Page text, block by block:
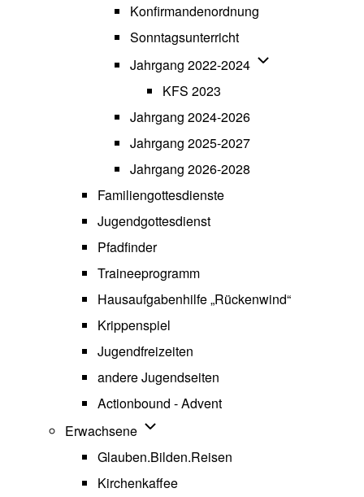
Konfirmandenordnung
Sonntagsunterricht
Jahrgang 2022-2024 Unternavigation
KFS 2023
Jahrgang 2024-2026
Jahrgang 2025-2027
Jahrgang 2026-2028
Familiengottesdienste
Jugendgottesdienst
Pfadfinder(opens in new tab)
Traineeprogramm
Hausaufgabenhilfe „Rückenwind“
Krippenspiel
Jugendfreizeiten
andere Jugendseiten
Actionbound - Advent
Erwachsene Unternavigation von Erwachsene
Glauben.Bilden.Reisen
Kirchenkaffee